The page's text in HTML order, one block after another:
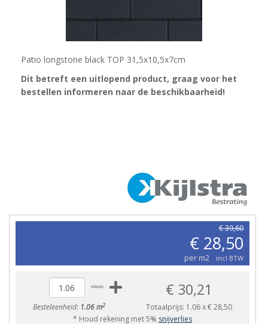
Patio longstone black TOP 31,5x10,5x7cm
Dit betreft een uitlopend product, graag voor het
bestellen informeren naar de beschikbaarheid!
€ 39,60
€ 28,50
per m2 incl BTW
Besteleenheid: 1.06 m2
€ 30,21
Totaalprijs: 1.06x€ 28,50
* Houd rekening met 5% snijverlies